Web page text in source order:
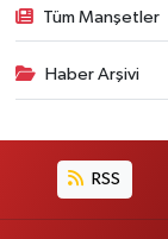
Tüm Manşetler
Haber Arşivi
RSS